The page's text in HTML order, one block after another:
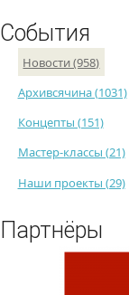
События
Новости (958)
Архивсячина (1031)
Концепты (151)
Мастер-классы (21)
Наши проекты (29)
Партнёры